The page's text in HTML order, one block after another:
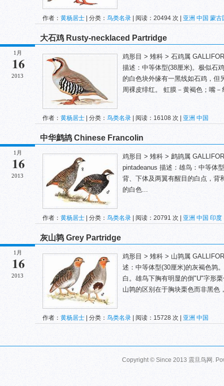
作者： 黄杨居士 | 分类： 鸟类名录 | 阅读：20494 次 | 亚洲 中国 蒙古
1月
16
2013
大石鸡 Rusty-necklaced Partridge
鸡形目 > 雉科 > 石鸡属
描述：中等体型(38厘米)。极似石
的白色块外缘有一黑线如石鸡，但
周裸皮绯红。 虹膜－黄褐色；嘴
作者： 黄杨居士 | 分类： 鸟类名录 | 阅读：16108 次 | 亚洲 中国
1月
16
2013
中华鹧鸪 Chinese Francolin
鸡形目 > 雉科 > 鹧鸪属
pintadeanus 描述：雄鸟：中等体
背、下体及两翼有醒目的白点，背
的白色...
作者： 黄杨居士 | 分类： 鸟类名录 | 阅读：20791 次 | 亚洲 中国 印度
1月
16
2013
灰山鹑 Grey Partridge
鸡形目 > 雉科 > 山鹑属
述：中等体型(30厘米)的灰褐色鹑
白。雄鸟下胸有明显的倒"U"字形
山鹑的区别在于胸块栗色而非黑色
作者： 黄杨居士 | 分类： 鸟类名录 | 阅读：15728 次 | 亚洲 中国
Copyright © Since 2013 震旦鸟网 .